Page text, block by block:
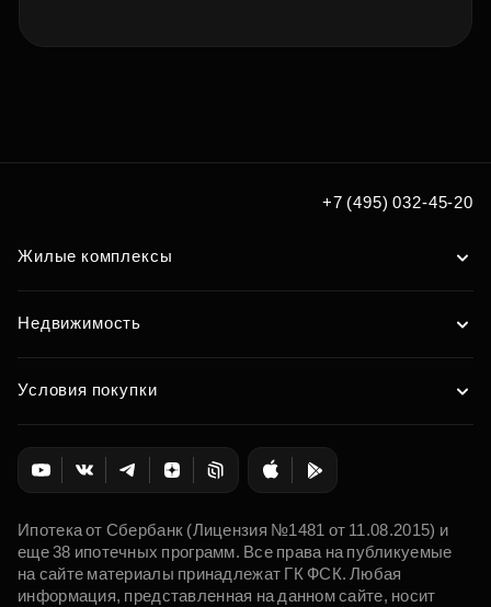
+7 (495) 032-45-20
Жилые комплексы
Недвижимость
Условия покупки
Ипотека от Сбербанк (Лицензия №1481 от 11.08.2015) и
еще 38 ипотечных программ. Все права на публикуемые
на сайте материалы принадлежат ГК ФСК. Любая
информация, представленная на данном сайте, носит